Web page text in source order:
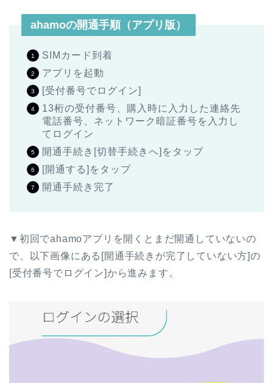
ahamoの開通手順（アプリ版）
SIMカード到着
アプリを起動
[受付番号でログイン]
13桁の受付番号、購入時に入力した連絡先
電話番号、ネットワーク暗証番号を入力し
てログイン
開通手続き[切替手続きへ]をタップ
[開通する]をタップ
開通手続き完了
▼初回でahamoアプリを開くとまだ開通していないの
で、以下画像にある[開通手続きが完了していない方]の
[受付番号でログイン]から進みます。